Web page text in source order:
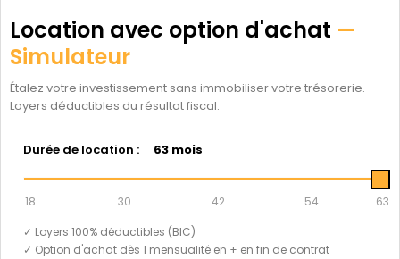
Location avec option d'achat —
Simulateur
Étalez votre investissement sans immobiliser votre trésorerie.
Loyers déductibles du résultat fiscal.
Durée de location : 63 mois
18 30 42 54
63
✓ Loyers 100% déductibles (BIC)
✓ Option d'achat dès 1 mensualité en + en fin de contrat